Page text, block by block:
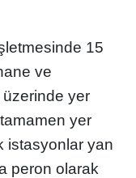
15
ve
yer
yer
istasyonlar yan
peron olarak